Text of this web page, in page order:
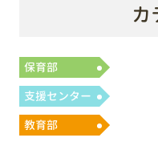
カ
保育部
支援センター
教育部